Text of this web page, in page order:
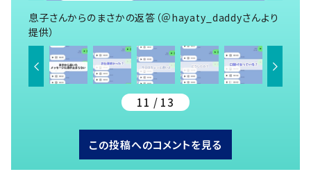
息子さんからのまさかの返答（＠hayaty_daddyさんより
提供）
11 / 13
この投稿へのコメントを見る